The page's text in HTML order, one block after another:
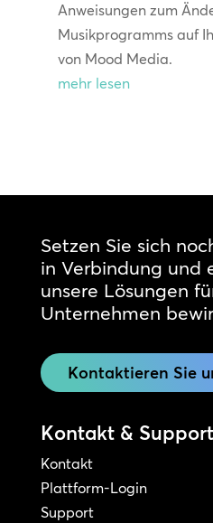
Anweisungen zum
Musikprogramms auf
von Mood Media.
mehr lesen
Setzen Sie sich
in Verbindung und
unsere Lösungen
Unternehmen
Kontaktieren Sie
Kontakt & Support
Kontakt
Plattform-Login
Support